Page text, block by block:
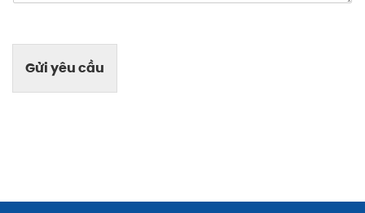
Gửi yêu cầu